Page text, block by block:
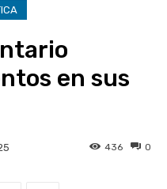
en sus
0
436